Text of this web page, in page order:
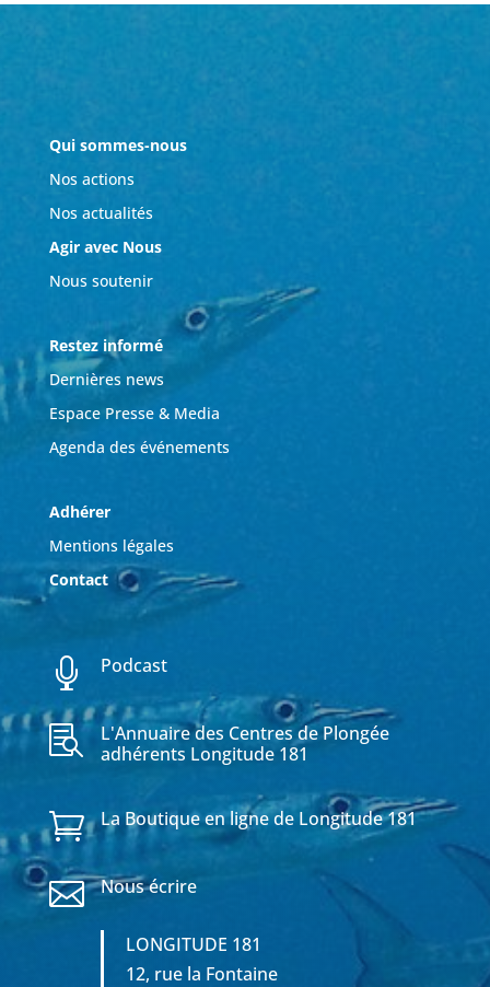
Qui sommes-nous
Nos actions
Nos actualités
Agir avec Nous
Nous soutenir
Restez informé
Dernières news
Espace Presse & Media
Agenda des événements
Adhérer
Mentions légales
Contact
 Podcast

L'Annuaire des Centres de Plongée
adhérents Longitude 181
 La Boutique en ligne de Longitude 181
 Nous écrire
LONGITUDE 181
12, rue la Fontaine